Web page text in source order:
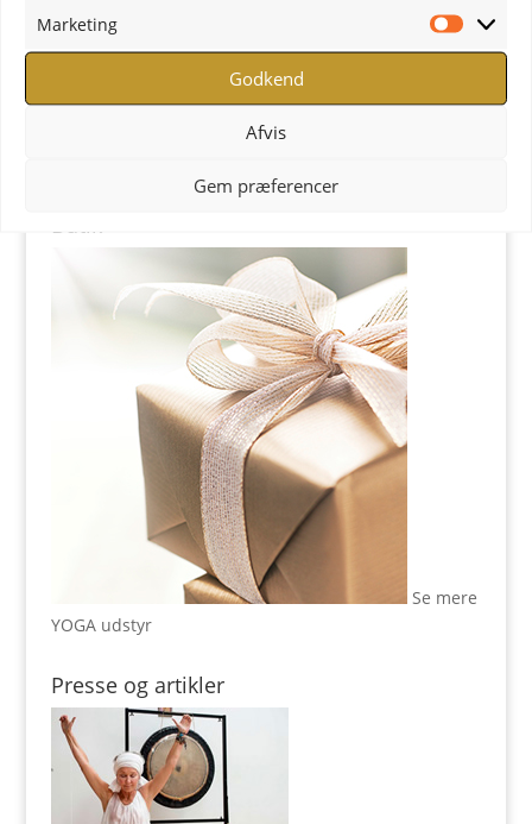
Marketing
Godkend
Afvis
Gem præferencer
Butik
Se mere
YOGA udstyr
Presse og artikler